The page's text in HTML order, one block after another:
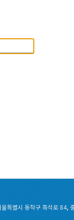
울특별시 동작구 흑석로 84,